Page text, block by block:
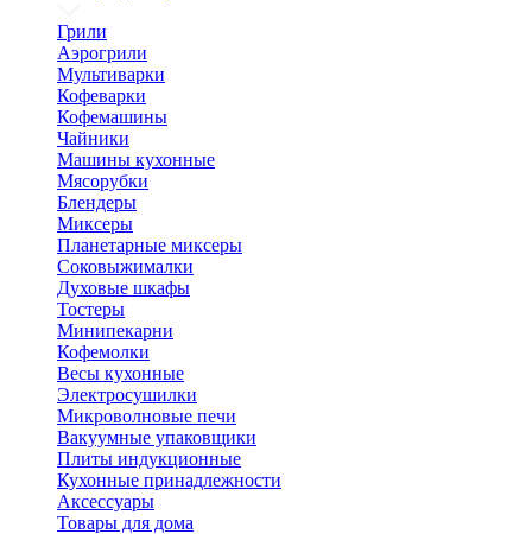
Грили
Аэрогрили
Мультиварки
Кофеварки
Кофемашины
Чайники
Машины кухонные
Мясорубки
Блендеры
Миксеры
Планетарные миксеры
Соковыжималки
Духовые шкафы
Тостеры
Минипекарни
Кофемолки
Весы кухонные
Электросушилки
Микроволновые печи
Вакуумные упаковщики
Плиты индукционные
Кухонные принадлежности
Аксессуары
Товары для дома